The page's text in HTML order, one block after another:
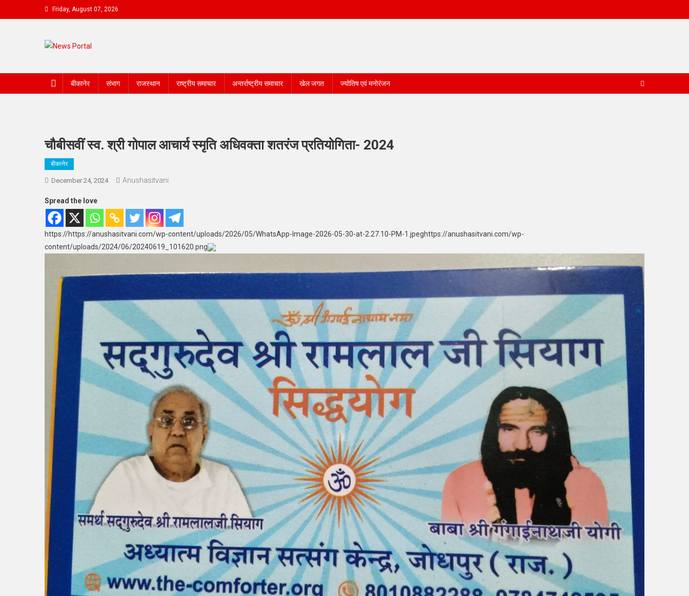
to
Friday, August 07, 2026
बीकानेर संभाग राजस्थान राष्ट्रीय समाचार अन्तर्राष्ट्रीय समाचार खेल जगत ज्योतिष एवं मनोरंजन
चौबीसवीं स्व. श्री गोपाल आचार्य स्मृति अधिवक्ता शतरंज प्रतियोगिता- 2024
बीकानेर
December 24, 2024 Anushasitvani
Spread the love
https://https://anushasitvani.com/wp-content/uploads/2026/05/WhatsApp-Image-2026-05-30-at-2.27.10-PM-1.jpeghttps://anushasitvani.com/wp-
content/uploads/2024/06/20240619_101620.png